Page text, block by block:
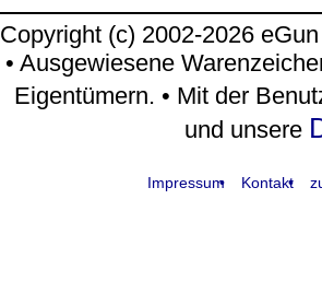
Copyright (c) 2002-2026
• Ausgewiesene
Eigentümern. • Mit der
und unsere
Impressum Kontakt